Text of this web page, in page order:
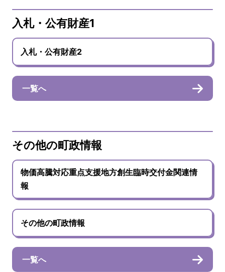
入札・公有財産1
入札・公有財産2
一覧へ
その他の町政情報
物価高騰対応重点支援地方創生臨時交付金関連情
報
その他の町政情報
一覧へ